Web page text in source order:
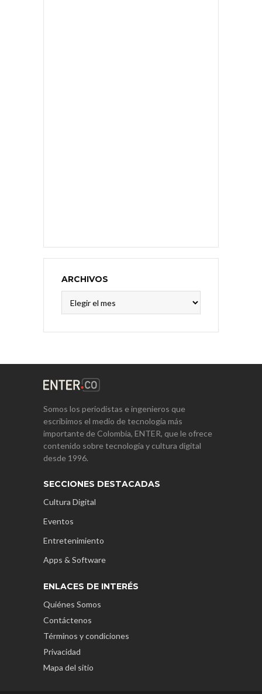
ARCHIVOS
Somos los periodistas e ingenieros que
escribimos el medio de tecnología más
importante de Colombia, ENTER, que le ofrece
contenido sobre tecnología y cultura digital
desde 1996.
SECCIONES DESTACADAS
Cultura Digital
Eventos
Entretenimiento
Apps & Software
ENLACES DE INTERÉS
Quiénes Somos
Contáctenos
Términos y condiciones
Privacidad
Mapa del sitio